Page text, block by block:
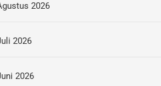
2026
2026
2026